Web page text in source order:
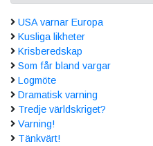
USA varnar Europa
Kusliga likheter
Krisberedskap
Som får bland vargar
Logmöte
Dramatisk varning
Tredje världskriget?
Varning!
Tänkvärt!